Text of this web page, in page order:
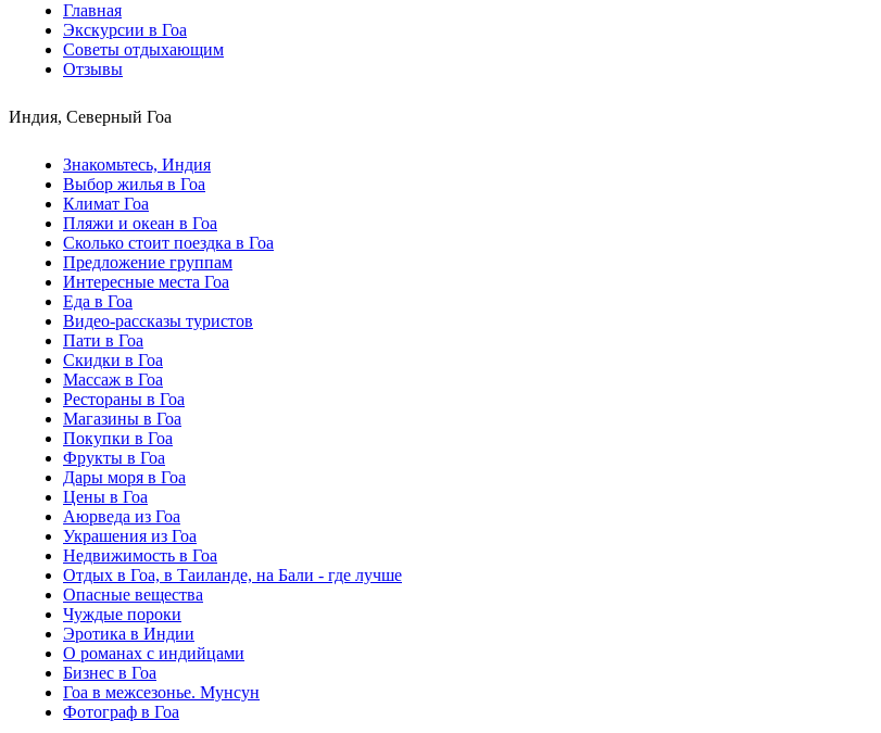
Главная
Экскурсии в Гоа
Советы отдыхающим
Отзывы
Индия, Северный Гоа
Знакомьтесь, Индия
Выбор жилья в Гоа
Климат Гоа
Пляжи и океан в Гоа
Сколько стоит поездка в Гоа
Предложение группам
Интересные места Гоа
Еда в Гоа
Видео-рассказы туристов
Пати в Гоа
Скидки в Гоа
Массаж в Гоа
Рестораны в Гоа
Магазины в Гоа
Покупки в Гоа
Фрукты в Гоа
Дары моря в Гоа
Цены в Гоа
Аюрведа из Гоа
Украшения из Гоа
Недвижимость в Гоа
Отдых в Гоа, в Таиланде, на Бали - где лучше
Опасные вещества
Чуждые пороки
Эротика в Индии
О романах с индийцами
Бизнес в Гоа
Гоа в межсезонье. Мунсун
Фотограф в Гоа